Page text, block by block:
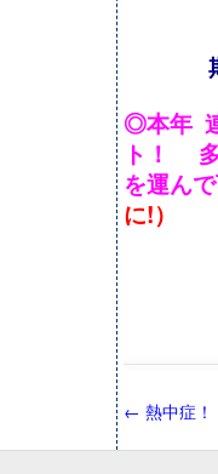
期 日
◎本年
ト！
を運ん
に!）
← 熱中症！